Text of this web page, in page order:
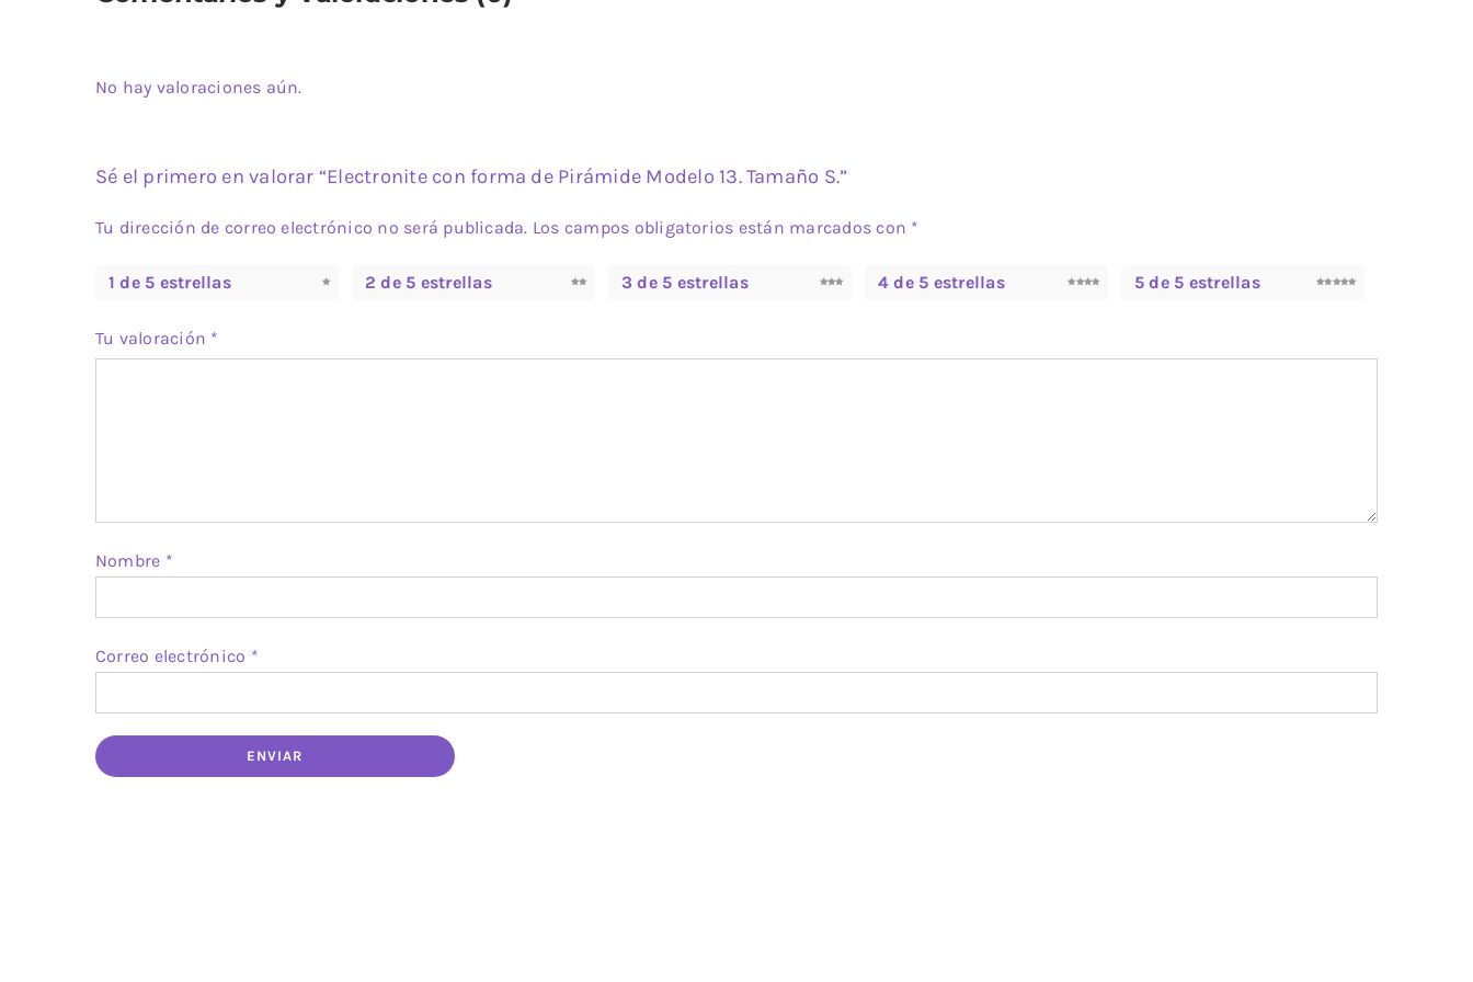
No hay valoraciones aún.
Sé el primero en valorar “Electronite con forma de Pirámide Modelo 13. Tamaño S.”
Tu dirección de correo electrónico no será publicada. Los campos obligatorios están marcados con *
1 de 5 estrellas 2 de 5 estrellas 3 de 5 estrellas 4 de 5 estrellas 5 de 5 estrellas
Tu valoración *
Nombre *
Correo electrónico *